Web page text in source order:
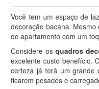
Você tem um espaço de
decoração bacana.
do apartamento com um
Considere osquadros
excelente custo benefício.
certeza já terá um grande
ficarem pesados e